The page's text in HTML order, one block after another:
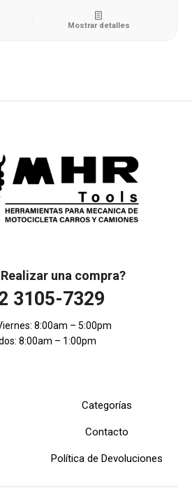
Mostrar detalles
una compra?
3105-7329
8:00am – 5:00pm
8:00am – 1:00pm
Categorías
Contacto
Política de Devoluciones